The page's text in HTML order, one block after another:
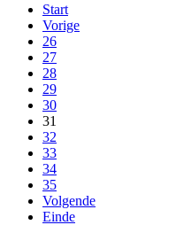
Start
Vorige
26
27
28
29
30
31
32
33
34
35
Volgende
Einde